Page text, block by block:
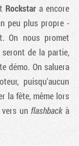
Rockstar a encore
peu plus propre -
On nous promet
de la partie,
démo. On saluera
puisqu'aucun
la fête, même lors
un flashbackà